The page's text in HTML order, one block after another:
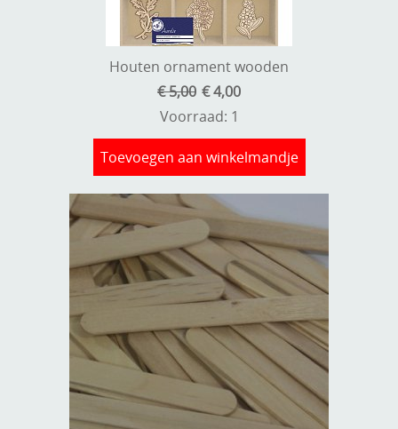
Leuke versieringen
Ribbelaar
Snijmaterialen
Speciaal papier
Stans machine en embossing machines
Stempels en zo
Template, mask, stencils, grids
Wat nog, een creatief kijkje
Houten ornament wooden
€ 5,00 € 4,00
Voorraad: 1
Toevoegen aan winkelmandje